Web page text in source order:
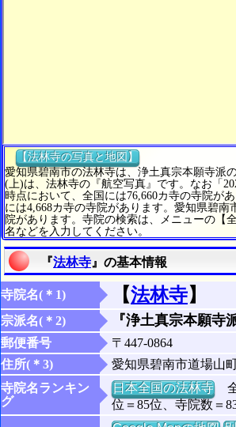
【法林寺の写真と地図】
愛知県碧南市の法林寺は、浄土真宗本願寺派
(上)は、法林寺の『航空写真』です。なお「
時点において、全国には76,660カ寺の寺院が
には4,668カ寺の寺院があります。愛知県碧南
院があります。寺院の検索は、メニューの【
名などを入力してください。
『法林寺 』の基本情報
寺院名(＊1) 【法林寺】
宗派名(＊2) 『浄土真宗本願寺
郵便番号
〒447-0864
住所(＊3)
愛知県碧南市道場山
寺院名ランキン
グ
日本全国の法林寺全
位＝85位、寺院数＝